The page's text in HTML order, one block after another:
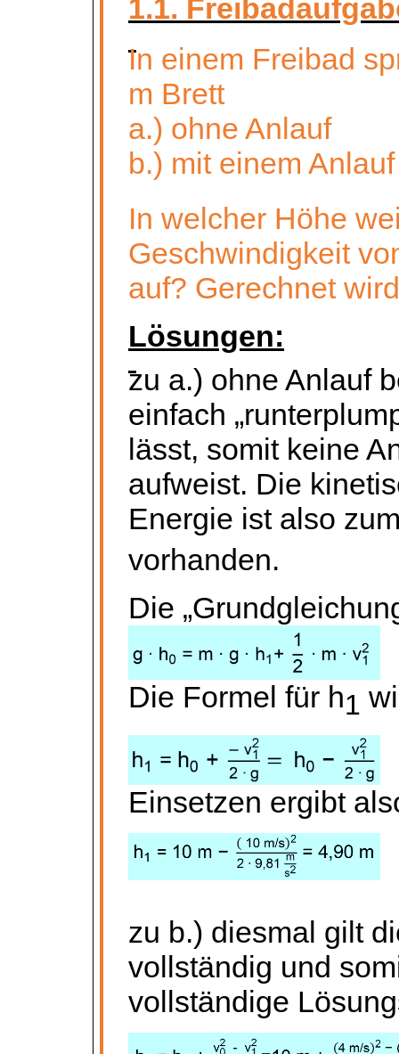
1.1.
In einem Freibad
m Brett
a.) ohne Anlauf
b.) mit einem
In welcher Höhe
Geschwindigkeit
auf? Gerechnet
Lösungen:
zu a.) ohne Anlauf
einfach
lässt, somit keine
aufweist. Die
Energie ist also
vorhanden.
Die
Die Formel für h1
Einsetzen ergibt
zu b.) diesmal gilt
vollständig und
vollständige